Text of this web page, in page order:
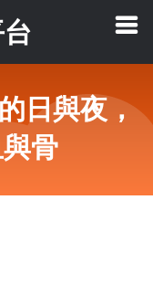
日與夜，
骨